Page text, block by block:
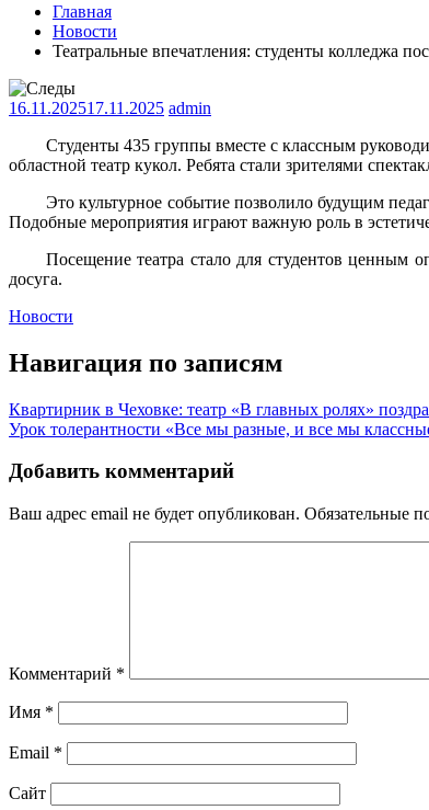
Главная
Новости
Театральные впечатления: студенты колледжа
16.11.202517.11.2025 admin
Студенты 435 группы вместе с классным
областной театр кукол. Ребята стали зрителями
Это культурное событие позволило будущим
Подобные мероприятия играют важную роль в
Посещение театра стало для студентов ценным
досуга.
Новости
Навигация по записям
Квартирник в Чеховке: театр «В главных ролях»
Урок толерантности «Все мы разные, и все мы
Добавить комментарий
Ваш адрес email не будет опубликован. Обязательные
Комментарий *
Имя *
Email *
Сайт